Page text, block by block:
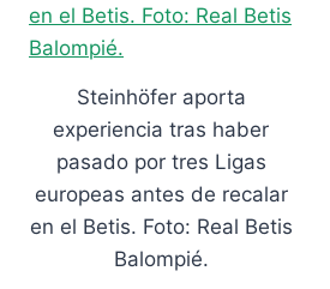
Steinhöfer aporta
experiencia tras haber
pasado por tres Ligas
europeas antes de recalar
en el Betis. Foto: Real Betis
Balompié.